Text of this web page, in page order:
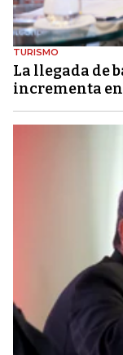
TURISMO
La llegada de
incrementa